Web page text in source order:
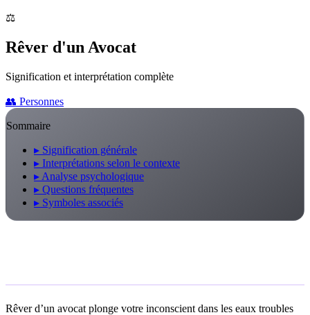
⚖️
Rêver d'un Avocat
Signification et interprétation complète
👥 Personnes
Sommaire
▸ Signification générale
▸ Interprétations selon le contexte
▸ Analyse psychologique
▸ Questions fréquentes
▸ Symboles associés
Rêver d’un avocat plonge votre inconscient dans les eaux troubles